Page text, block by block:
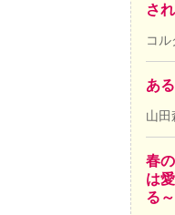
さ
コル
あ
山田
春
は
る～